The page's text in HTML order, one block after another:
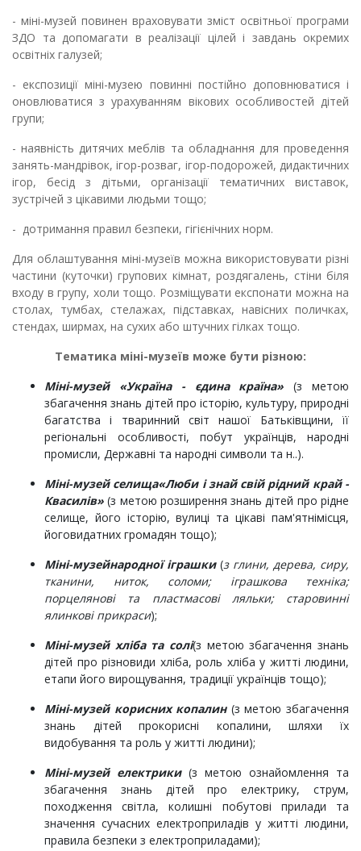
- міні-музей повинен враховувати зміст освітньої програми
ЗДО та допомагати в реалізації цілей і завдань окремих
освітніх галузей;
- експозиції міні-музею повинні постійно доповнюватися і
оновлюватися з урахуванням вікових особливостей дітей
групи;
- наявність дитячих меблів та обладнання для проведення
занять-мандрівок, ігор-розваг, ігор-подорожей, дидактичних
ігор, бесід з дітьми, організації тематичних виставок,
зустрічей з цікавими людьми тощо;
- дотримання правил безпеки, гігієнічних норм.
Для облаштування міні-музеїв можна використовувати різні
частини (куточки) групових кімнат, роздягалень, стіни біля
входу в групу, холи тощо. Розміщувати експонати можна на
столах, тумбах, стелажах, підставках, навісних поличках,
стендах, ширмах, на сухих або штучних гілках тощо.
Тематика міні-музеїв може бути різною:
Міні-музей «Україна - єдина країна»(з метою
збагачення знань дітей про історію, культуру, природні
багатства і тваринний світ нашої Батьківщини, її
регіональні особливості, побут українців, народні
промисли, Державні та народні символи та н..).
Міні-музей селища«Люби і знай свій рідний край -
Квасилів»(з метою розширення знань дітей про рідне
селище, його історію, вулиці та цікаві пам'ятнімісця,
йоговидатних громадян тощо);
Міні-музейнародної іграшки (з глини, дерева, сиру,
тканини, ниток, соломи; іграшкова техніка;
порцелянові та пластмасові ляльки; старовинні
ялинкові прикраси);
Міні-музей хліба та солі(з метою збагачення знань
дітей про різновиди хліба, роль хліба у житті людини,
етапи його вирощування, традиції українців тощо);
Міні-музей корисних копалин (з метою збагачення
знань дітей прокорисні копалини, шляхи їх
видобування та роль у житті людини);
Міні-музей електрики (з метою ознайомлення та
збагачення знань дітей про електрику, струм,
походження світла, колишні побутові прилади та
значення сучасних електроприладів у житті людини,
правила безпеки з електроприладами);